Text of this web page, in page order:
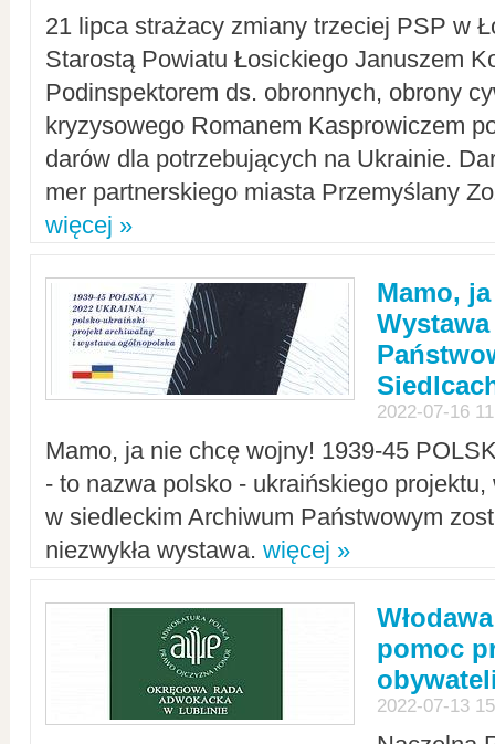
21 lipca strażacy zmiany trzeciej PSP w
Starostą Powiatu Łosickiego Januszem
Podinspektorem ds. obronnych, obrony
kryzysowego Romanem Kasprowiczem
darów dla potrzebujących na Ukrainie.
mer partnerskiego miasta Przemyślany
więcej »
Mamo,
2022-07-16
Mamo, ja nie chcę wojny! 1939-45
- to nazwa polsko - ukraińskiego
w siedleckim Archiwum Państwowym
niezwykła wystawa. więcej »
pomoc
2022-07-13